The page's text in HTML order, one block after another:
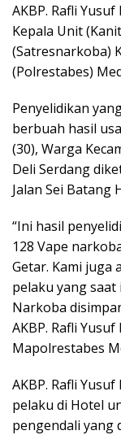
AKBP. Rafli Yusuf
Kepala Unit
(Satresnarkoba)
(Polrestabes)
Penyelidikan
berbuah hasil
(30), Warga
Deli Serdang
Jalan Sei Batang
“Ini hasil
128 Vape
Getar. Kami juga
pelaku yang
Narkoba
AKBP. Rafli
Mapolrestabes
AKBP. Rafli
pelaku di Hotel
pengendali yang